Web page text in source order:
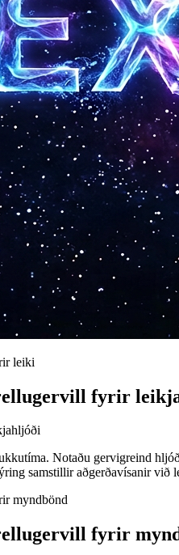
leiki
fyrir
Notaðu gervigreind
samstillir aðgerðavísanir við
myndbönd
fyrir